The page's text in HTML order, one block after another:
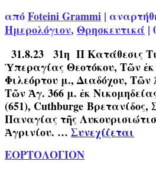
απόFoteini Grammi |
Ημερολόγιον, Θρησκευτικά |
31.8.23 31η Π Κατάθεσις
Ὑπεραγίας Θεοτόκου, Τῶν
Φιλεόρτου μ., Διαδόχου,
Τῶν Ἁγ. 366 μ. ἐκ
(651), Cuthburge Βρετανίδος,
Παναγίας τῆς
Ἀγρινίου. … Συνεχίζεται
ΕΟΡΤΟΛΟΓΙΟΝ